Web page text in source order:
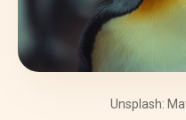
Unsplash: